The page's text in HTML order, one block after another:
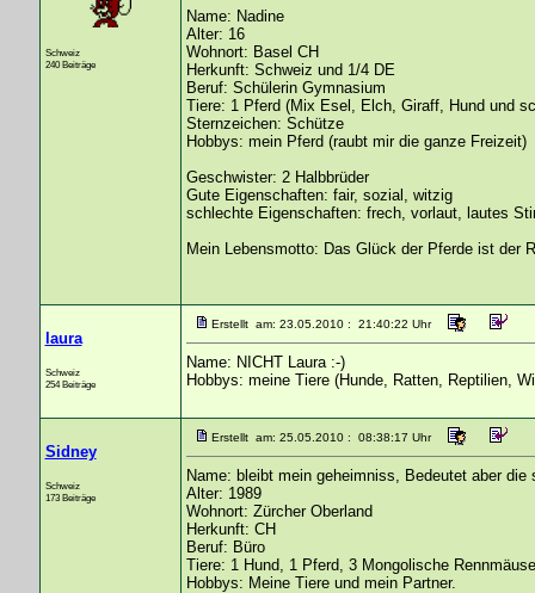
Schweiz
240 Beiträge
Name: Nadine
Alter: 16
Wohnort: Basel CH
Herkunft: Schweiz und 1/4 DE
Beruf: Schülerin Gymnasium
Tiere: 1 Pferd (Mix Esel, Elch, Giraff, Hund und
Sternzeichen: Schütze
Hobbys: mein Pferd (raubt mir die ganze Freizeit)
Geschwister: 2 Halbbrüder
Gute Eigenschaften: fair, sozial, witzig
schlechte Eigenschaften: frech, vorlaut, lautes
Mein Lebensmotto: Das Glück der Pferde ist der
laura
Schweiz
254 Beiträge
Erstellt am: 23.05.2010 : 21:40:22 Uhr
Name: NICHT Laura :-)
Hobbys: meine Tiere (Hunde, Ratten, Reptilien,
Sidney
Schweiz
173 Beiträge
Erstellt am: 25.05.2010 : 08:38:17 Uhr
Name: bleibt mein geheimniss, Bedeutet aber die
Alter: 1989
Wohnort: Zürcher Oberland
Herkunft: CH
Beruf: Büro
Tiere: 1 Hund, 1 Pferd, 3 Mongolische Rennmäuse
Hobbys: Meine Tiere und mein Partner.